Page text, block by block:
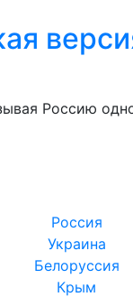
Россию
Россия
Украина
Белоруссия
Крым